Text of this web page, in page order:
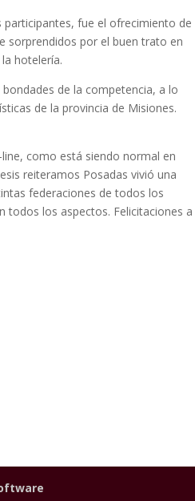
fue el ofrecimiento de
sorprendidos por el buen trato en
hotelería.
de la competencia, a lo
de la provincia de Misiones.
como está siendo normal en
reiteramos Posadas vivió una
federaciones de todos los
todos los aspectos. Felicitaciones a